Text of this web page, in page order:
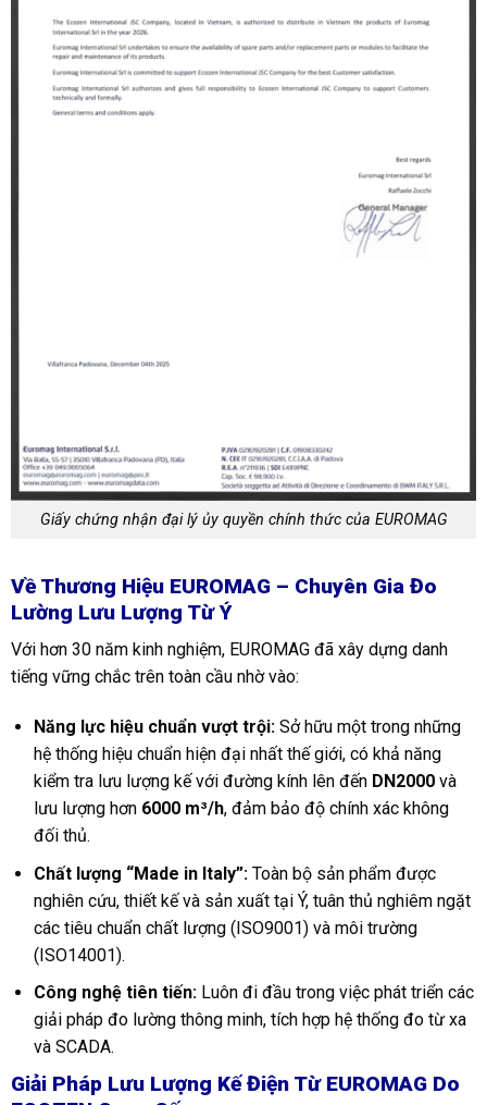
Giấy chứng nhận đại lý ủy quyền chính thức của EUROMAG
Về Thương Hiệu EUROMAG – Chuyên Gia Đo
Lường Lưu Lượng Từ Ý
Với hơn 30 năm kinh nghiệm, EUROMAG đã xây dựng danh
tiếng vững chắc trên toàn cầu nhờ vào:
Năng lực hiệu chuẩn vượt trội:Sở hữu một trong những
hệ thống hiệu chuẩn hiện đại nhất thế giới, có khả năng
kiểm tra lưu lượng kế với đường kính lên đến DN2000và
lưu lượng hơn 6000 m³/h, đảm bảo độ chính xác không
đối thủ.
Chất lượng “Made in Italy”:Toàn bộ sản phẩm được
nghiên cứu, thiết kế và sản xuất tại Ý, tuân thủ nghiêm ngặt
các tiêu chuẩn chất lượng (ISO9001) và môi trường
(ISO14001).
Công nghệ tiên tiến:Luôn đi đầu trong việc phát triển các
giải pháp đo lường thông minh, tích hợp hệ thống đo từ xa
và SCADA.
Giải Pháp Lưu Lượng Kế Điện Từ EUROMAG Do